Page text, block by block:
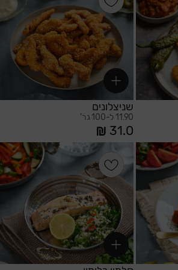
שכחתי סיסמה
משתמש חדש/אורח
להרשמה
שניצלונים
11.90 ל-100 גר'
31.0
הוספה לסל